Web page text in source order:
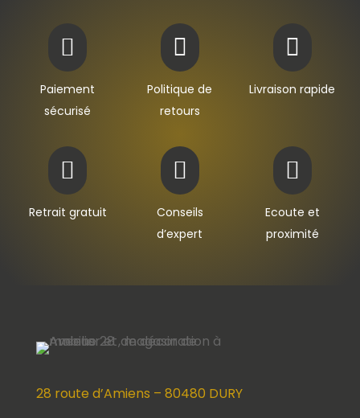

Paiement
sécurisé

Politique de
retours

Livraison rapide

Retrait gratuit

Conseils
d’expert

Ecoute et
proximité
28 route d’Amiens – 80480 DURY